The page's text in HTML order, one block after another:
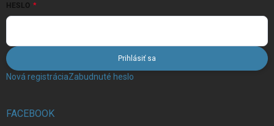
HESLO
Prihlásiť sa
Nová registráciaZabudnuté heslo
FACEBOOK